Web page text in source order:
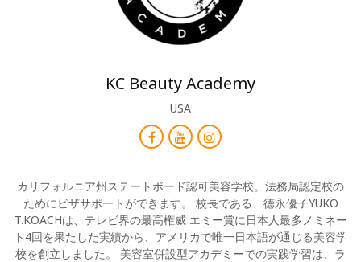
KC Beauty Academy
USA
カリフォルニア州ステートボード認可美容学校。法務局認定校の
ためにビザサポートができます。 校長である、徳永優子YUKO
T.KOACHは、テレビ界の最高権威 エミー賞に日本人最多ノミネー
ト4回を果たした実績から、アメリカで唯一日本語が通じる美容学
校を創立しました。 美容室併設型アカデミーでの実践学習は、ラ